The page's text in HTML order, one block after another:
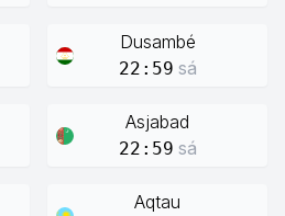
Dusambé
22:59 sá
Asjabad
22:59 sá
Aqtau